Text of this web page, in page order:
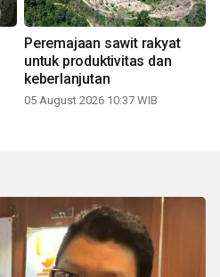
Peremajaan sawit rakyat
untuk produktivitas dan
keberlanjutan
05 August 2026 10:37 WIB